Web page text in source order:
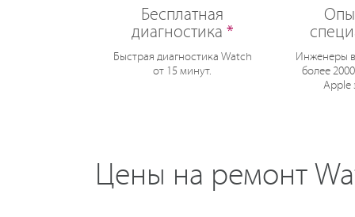
Бесплатная
диагностика *
Быстрая диагностика Watch
от 15 минут.
Инженеры
более
Apple
Цены на ремонт